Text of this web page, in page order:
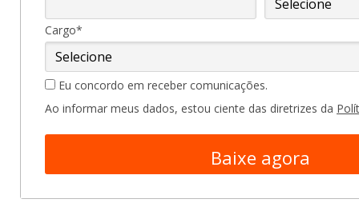
Cargo*
Eu concordo em receber comunicações.
Ao informar meus dados, estou ciente das diretrizes da
Baixe agora